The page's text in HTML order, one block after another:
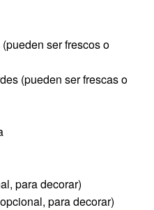
ser frescos o
(pueden ser frescas o
para decorar)
para decorar)